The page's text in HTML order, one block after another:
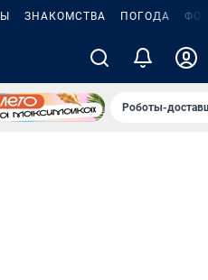
ЗНАКОМСТВА ПОГОДА
Роботы-